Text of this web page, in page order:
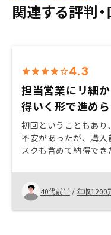
関連する評判
4.3
担当営業にリ細
得いく形で進めら
初回ということもあり
不安があったが、購入
スクも含めて納得で
も素早く対応して頂
ことができた。 あと
償却費などを更に詳
に納得いく形で進めら
40代前半 / 年収1200